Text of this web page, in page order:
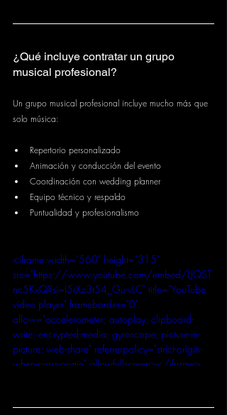
¿Qué incluye contratar un grupo
musical profesional?
Un grupo musical profesional incluye mucho más que
solo música:
Repertorio personalizado
Animación y conducción del evento
Coordinación con wedding planner
Equipo técnico y respaldo
Puntualidad y profesionalismo
<iframe width="560" height="315"
src="https://www.youtube.com/embed/LJQST
nc5KxQ?si=I5rXz3t54_Gu-vLC" title="YouTube
video player" frameborder="0"
allow="accelerometer; autoplay; clipboard-
write; encrypted-media; gyroscope; picture-in-
picture; web-share" referrerpolicy="strict-origin-
when-cross-origin" allowfullscreen></iframe>